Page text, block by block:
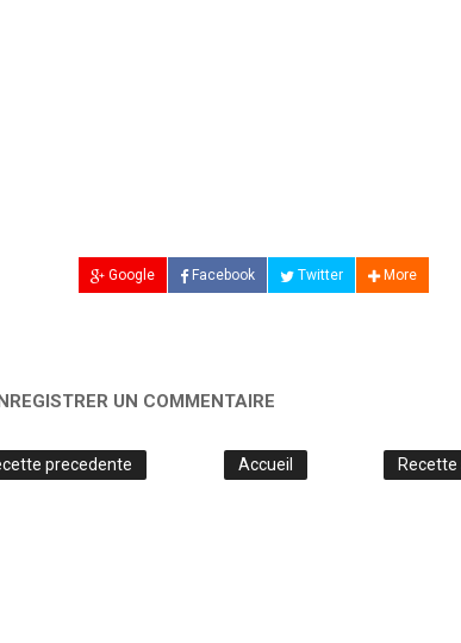
Google Facebook Twitter More
UN COMMENTAIRE
precedente Accueil